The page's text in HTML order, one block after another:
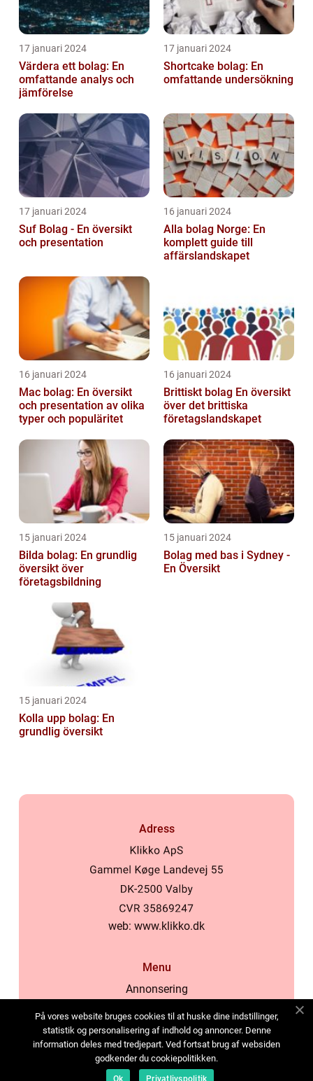
17 januari 2024
Värdera ett bolag: En
omfattande analys och
jämförelse
17 januari 2024
Shortcake bolag: En
omfattande undersökning
17 januari 2024
Suf Bolag - En översikt
och presentation
16 januari 2024
Alla bolag Norge: En
komplett guide till
affärslandskapet
16 januari 2024
Mac bolag: En översikt
och presentation av olika
typer och populäritet
16 januari 2024
Brittiskt bolag En översikt
över det brittiska
företagslandskapet
15 januari 2024
Bilda bolag: En grundlig
översikt över
företagsbildning
15 januari 2024
Bolag med bas i Sydney -
En Översikt
15 januari 2024
Kolla upp bolag: En
grundlig översikt
Adress
web: www.klikko.dk
Menu
Annonsering
Cookies
Kontakta oss
Sitemap
På vores website bruges cookies til at huske dine indstillinger,
statistik og personalisering af indhold og annoncer. Denne
information deles med tredjepart. Ved fortsat brug af websiden
godkender du cookiepolitikken.
Ok Privatlivspolitik